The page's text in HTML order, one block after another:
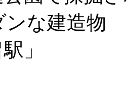
ンな建造物
」